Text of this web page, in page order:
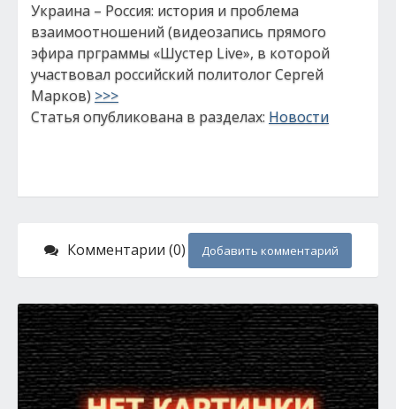
Украина – Россия: история и проблема
взаимоотношений (видеозапись прямого
эфира прграммы «Шустер Live», в которой
участвовал российский политолог Сергей
Марков) >>>
Статья опубликована в разделах: Новости
Комментарии (0) Добавить комментарий